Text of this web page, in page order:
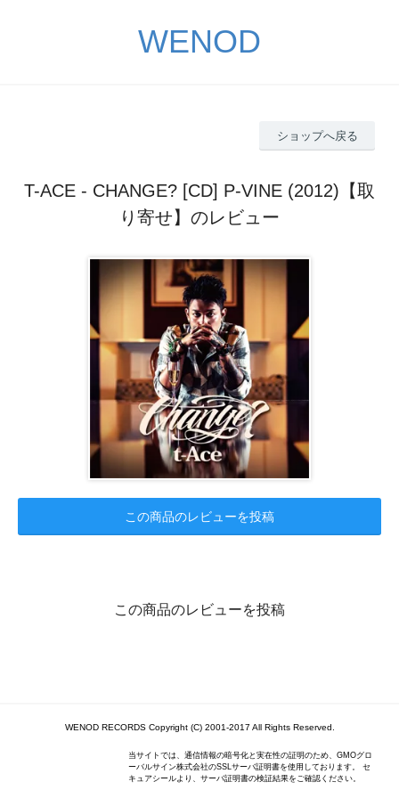
WENOD
ショップへ戻る
T-ACE - CHANGE? [CD] P-VINE (2012)【取
り寄せ】のレビュー
この商品のレビューを投稿
この商品のレビューを投稿
WENOD RECORDS Copyright (C) 2001-2017 All Rights Reserved.
当サイトでは、通信情報の暗号化と実在性の証明のため、GMOグロ
ーバルサイン株式会社のSSLサーバ証明書を使用しております。 セ
キュアシールより、サーバ証明書の検証結果をご確認ください。